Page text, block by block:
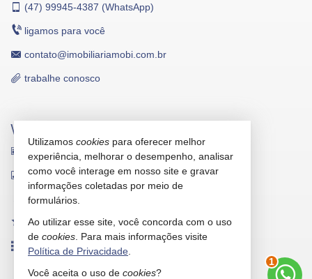
(47) 99945-4387 (WhatsApp)
ligamos para você
contato@imobiliariamobi.com.br
trabalhe conosco
VEJA MAIS
receba nosso newsletter
indicadores financeiros
cadastre seu imóvel
imóveis favoritos
mapa de imóveis
1
Utilizamos cookies para oferecer melhor
experiência, melhorar o desempenho, analisar
como você interage em nosso site e gravar
informações coletadas por meio de
formulários.
Ao utilizar esse site, você concorda com o uso
de cookies . Para mais informações visite
Política de Privacidade
Você aceita o uso de cookies?